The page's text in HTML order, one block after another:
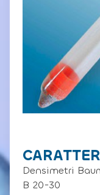
Densimetri
B 20-30